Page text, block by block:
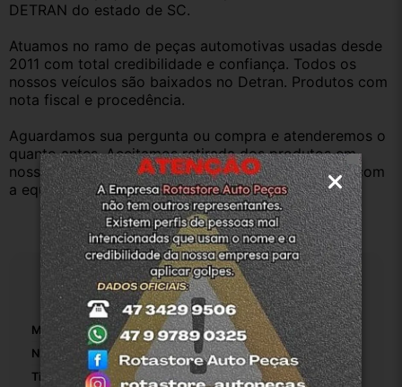
DETRAN do estado de SC.
Atuamos no ramo de peças automotivas usadas desde
2011 com total credibilidade e confiança. Todos os
nossos veículos são baixados no Detran. Produtos com
nota fiscal e procedência.
Aguardamos sua pergunta ou compra e atenderemos o
quanto antes. Aceitamos retirada dos produtos em
nossa loja física também, basta entrar em contato com
a equipe Rotasul e tiramos suas dúvidas.
Especificações
Marca: Peugeot
Número De Peça: 1
Tipo De Veículo: Carro/Caminhonete